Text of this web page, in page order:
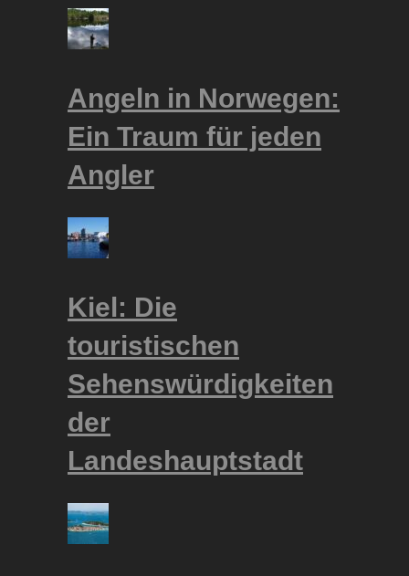
Angeln in Norwegen:
Ein Traum für jeden
Angler
Kiel: Die
touristischen
Sehenswürdigkeiten
der
Landeshauptstadt